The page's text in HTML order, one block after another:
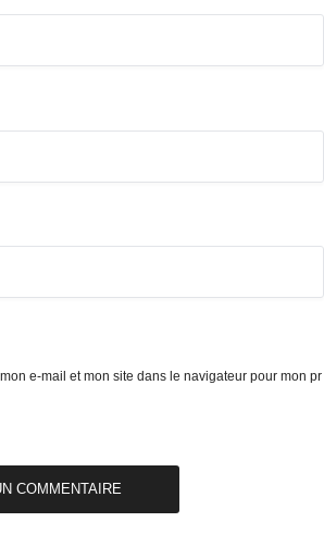
e-mail et mon site dans le navigateur pour mon pr